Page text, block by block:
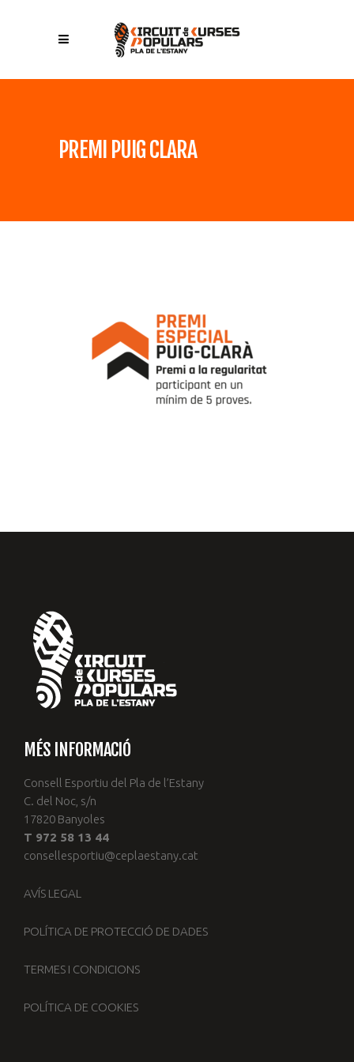
PREMI PUIG CLARA
MÉS INFORMACIÓ
Consell Esportiu del Pla de l’Estany
C. del Noc, s/n
17820 Banyoles
T 972 58 13 44
consellesportiu@ceplaestany.cat
AVÍS LEGAL
POLÍTICA DE PROTECCIÓ DE DADES
TERMES I CONDICIONS
POLÍTICA DE COOKIES